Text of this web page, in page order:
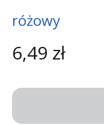
różowy
6,49 zł